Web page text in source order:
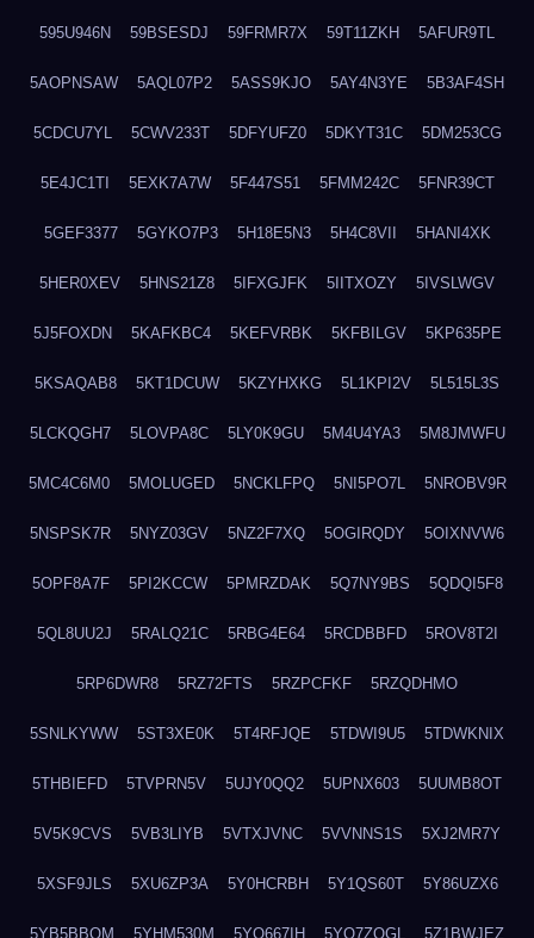
595U946N 59BSESDJ 59FRMR7X 59T11ZKH 5AFUR9TL
5AOPNSAW 5AQL07P2 5ASS9KJO 5AY4N3YE 5B3AF4SH
5CDCU7YL 5CWV233T 5DFYUFZ0 5DKYT31C 5DM253CG
5E4JC1TI 5EXK7A7W 5F447S51 5FMM242C 5FNR39CT
5GEF3377 5GYKO7P3 5H18E5N3 5H4C8VII 5HANI4XK
5HER0XEV 5HNS21Z8 5IFXGJFK 5IITXOZY 5IVSLWGV
5J5FOXDN 5KAFKBC4 5KEFVRBK 5KFBILGV 5KP635PE
5KSAQAB8 5KT1DCUW 5KZYHXKG 5L1KPI2V 5L515L3S
5LCKQGH7 5LOVPA8C 5LY0K9GU 5M4U4YA3 5M8JMWFU
5MC4C6M0 5MOLUGED 5NCKLFPQ 5NI5PO7L 5NROBV9R
5NSPSK7R 5NYZ03GV 5NZ2F7XQ 5OGIRQDY 5OIXNVW6
5OPF8A7F 5PI2KCCW 5PMRZDAK 5Q7NY9BS 5QDQI5F8
5QL8UU2J 5RALQ21C 5RBG4E64 5RCDBBFD 5ROV8T2I
5RP6DWR8 5RZ72FTS 5RZPCFKF 5RZQDHMO
5SNLKYWW 5ST3XE0K 5T4RFJQE 5TDWI9U5 5TDWKNIX
5THBIEFD 5TVPRN5V 5UJY0QQ2 5UPNX603 5UUMB8OT
5V5K9CVS 5VB3LIYB 5VTXJVNC 5VVNNS1S 5XJ2MR7Y
5XSF9JLS 5XU6ZP3A 5Y0HCRBH 5Y1QS60T 5Y86UZX6
5YB5BBQM 5YHM530M 5YO667IH 5YO7ZQGL 5Z1BWJEZ